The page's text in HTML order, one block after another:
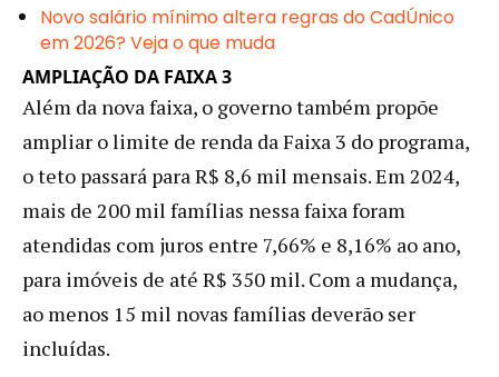
Novo salário mínimo altera regras do CadÚnico
em 2026? Veja o que muda
AMPLIAÇÃO DA FAIXA 3
Além da nova faixa, o governo também propõe
ampliar o limite de renda da Faixa 3 do programa,
o teto passará para R$ 8,6 mil mensais. Em 2024,
mais de 200 mil famílias nessa faixa foram
atendidas com juros entre 7,66% e 8,16% ao ano,
para imóveis de até R$ 350 mil. Com a mudança,
ao menos 15 mil novas famílias deverão ser
incluídas.